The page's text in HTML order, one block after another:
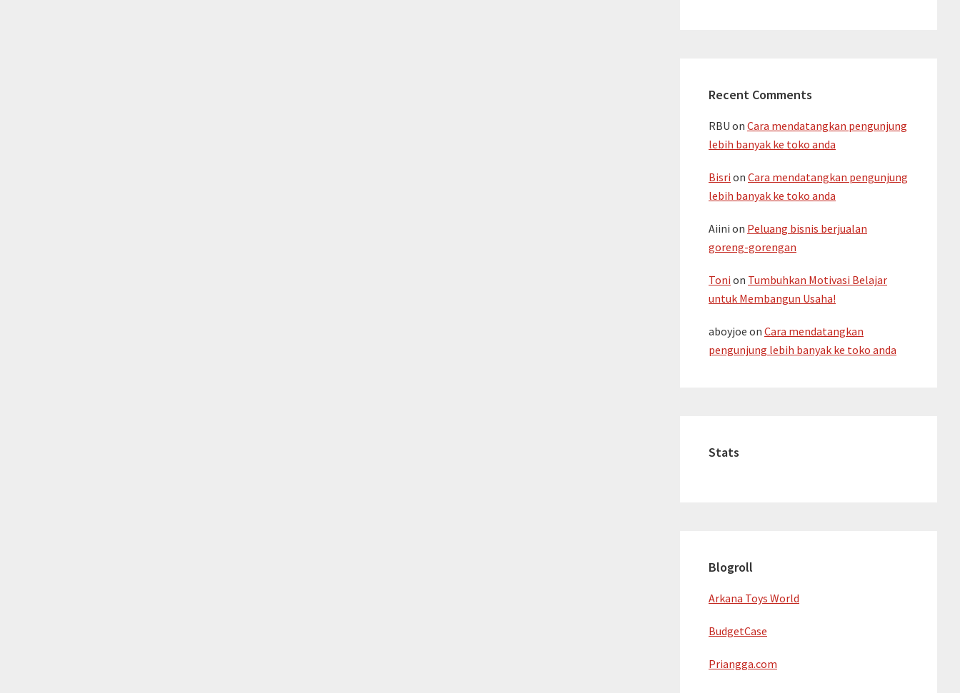
Recent Comments
RBU on Cara mendatangkan pengunjung
lebih banyak ke toko anda
Bisri on Cara mendatangkan pengunjung
lebih banyak ke toko anda
Aiini on Peluang bisnis berjualan
goreng-gorengan
Toni on Tumbuhkan Motivasi Belajar
untuk Membangun Usaha!
aboyjoe on Cara mendatangkan
pengunjung lebih banyak ke toko anda
Stats
Blogroll
Arkana Toys World
BudgetCase
Priangga.com